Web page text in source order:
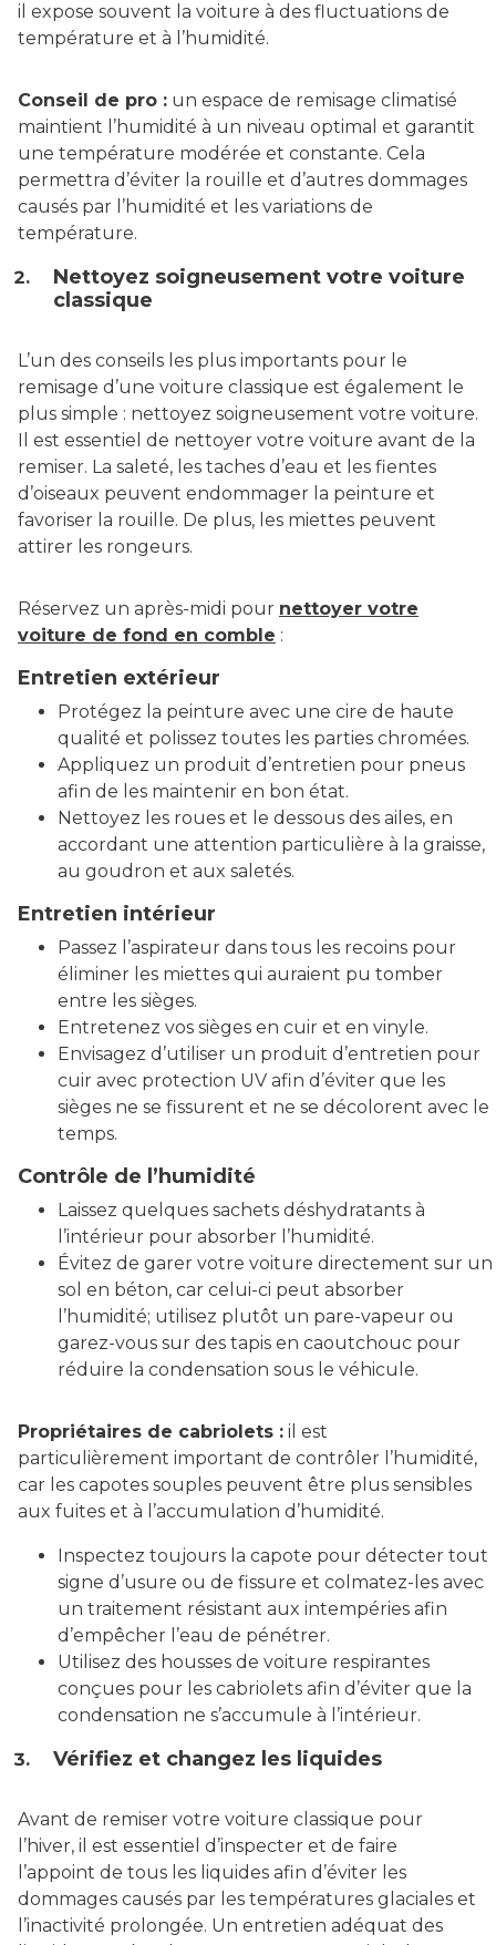
il expose souvent la voiture à des fluctuations de
température et à l’humidité.
Conseil de pro : un espace de remisage climatisé
maintient l’humidité à un niveau optimal et garantit
une température modérée et constante. Cela
permettra d’éviter la rouille et d’autres dommages
causés par l’humidité et les variations de
température.
Nettoyez soigneusement votre voiture
classique
L’un des conseils les plus importants pour le
remisage d’une voiture classique est également le
plus simple : nettoyez soigneusement votre voiture.
Il est essentiel de nettoyer votre voiture avant de la
remiser. La saleté, les taches d’eau et les fientes
d’oiseaux peuvent endommager la peinture et
favoriser la rouille. De plus, les miettes peuvent
attirer les rongeurs.
Réservez un après-midi pour nettoyer votre
voiture de fond en comble :
Entretien extérieur
Protégez la peinture avec une cire de haute
qualité et polissez toutes les parties chromées.
Appliquez un produit d’entretien pour pneus
afin de les maintenir en bon état.
Nettoyez les roues et le dessous des ailes, en
accordant une attention particulière à la graisse,
au goudron et aux saletés.
Entretien intérieur
Passez l’aspirateur dans tous les recoins pour
éliminer les miettes qui auraient pu tomber
entre les sièges.
Entretenez vos sièges en cuir et en vinyle.
Envisagez d’utiliser un produit d’entretien pour
cuir avec protection UV afin d’éviter que les
sièges ne se fissurent et ne se décolorent avec le
temps.
Contrôle de l’humidité
Laissez quelques sachets déshydratants à
l’intérieur pour absorber l’humidité.
Évitez de garer votre voiture directement sur un
sol en béton, car celui-ci peut absorber
l’humidité; utilisez plutôt un pare-vapeur ou
garez-vous sur des tapis en caoutchouc pour
réduire la condensation sous le véhicule.
Propriétaires de cabriolets : il est
particulièrement important de contrôler l’humidité,
car les capotes souples peuvent être plus sensibles
aux fuites et à l’accumulation d’humidité.
Inspectez toujours la capote pour détecter tout
signe d’usure ou de fissure et colmatez-les avec
un traitement résistant aux intempéries afin
d’empêcher l’eau de pénétrer.
Utilisez des housses de voiture respirantes
conçues pour les cabriolets afin d’éviter que la
condensation ne s’accumule à l’intérieur.
Vérifiez et changez les liquides
Avant de remiser votre voiture classique pour
l’hiver, il est essentiel d’inspecter et de faire
l’appoint de tous les liquides afin d’éviter les
dommages causés par les températures glaciales et
l’inactivité prolongée. Un entretien adéquat des